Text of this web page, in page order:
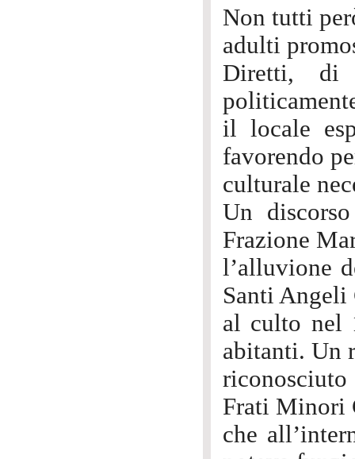
Non tutti
adulti
Diretti, di
il locale
favorendo
culturale
Un
Frazione
l’alluvione
Santi Angeli
al culto nel
abitanti. Un
Frati Minori
che